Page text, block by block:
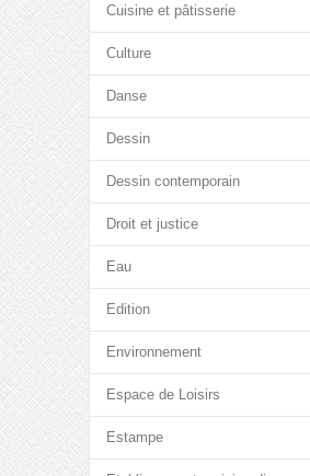
Cuisine et pâtisserie
Culture
Danse
Dessin
Dessin contemporain
Droit et justice
Eau
Edition
Environnement
Espace de Loisirs
Estampe